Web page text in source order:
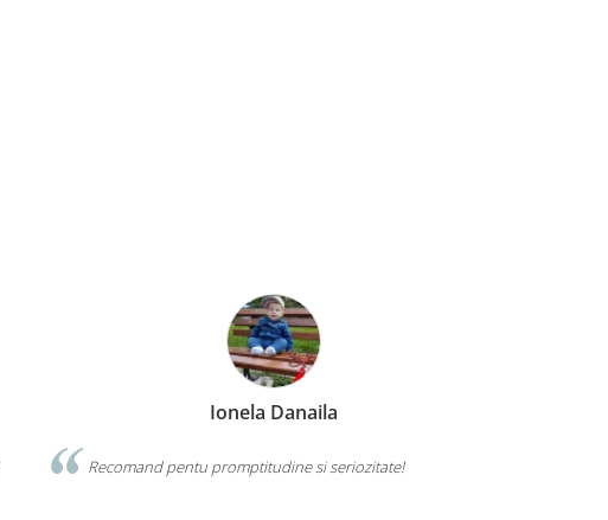
Ionela Danaila
Recomand pentu promptitudine si seriozitate!